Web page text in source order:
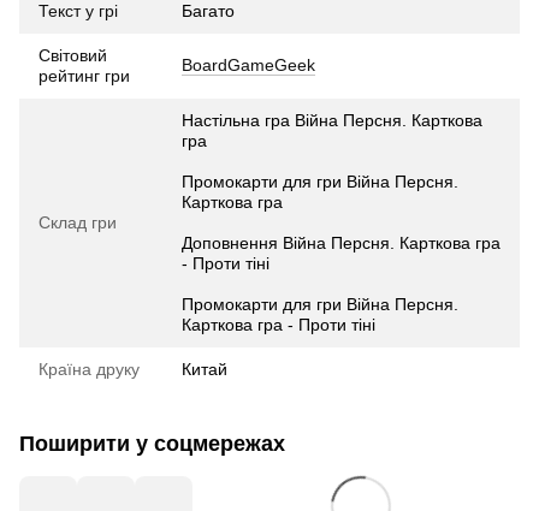
Текст у грі Багато
Світовий
рейтинг гри
BoardGameGeek
Склад гри
Настільна гра Війна Персня. Карткова
гра
Промокарти для гри Війна Персня.
Карткова гра
Доповнення Війна Персня. Карткова гра
- Проти тіні
Промокарти для гри Війна Персня.
Карткова гра - Проти тіні
Країна друку Китай
Поширити у соцмережах